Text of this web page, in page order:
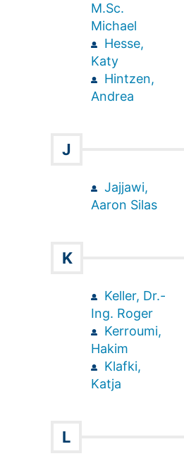
M.Sc.
Michael
Hesse,
Katy
Hintzen,
Andrea
J
Jajjawi,
Aaron Silas
K
Keller, Dr.-
Ing. Roger
Kerroumi,
Hakim
Klafki,
Katja
L